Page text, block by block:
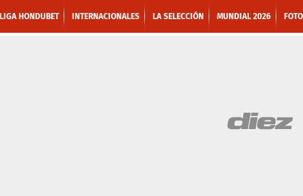
LIGA HONDUBET INTERNACIONALES LA SELECCIÓN MUNDIAL 2026